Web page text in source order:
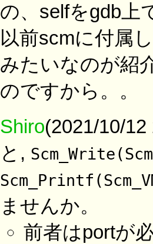
の、selfをgdb上
以前scmに付属
みたいなのが紹
のですから。。
Shiro(2021/10/
と,
ませんか。
前者はportが